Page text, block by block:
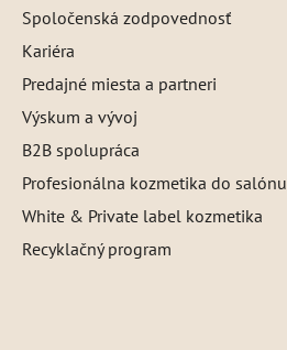
Spoločenská zodpovednosť
Kariéra
Predajné miesta a partneri
Výskum a vývoj
B2B spolupráca
Profesionálna kozmetika do salónu
White & Private label kozmetika
Recyklačný program